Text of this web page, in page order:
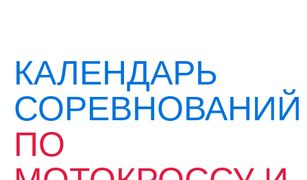
КАЛЕНДАРЬ
СОРЕВНОВАНИЙ
ПО